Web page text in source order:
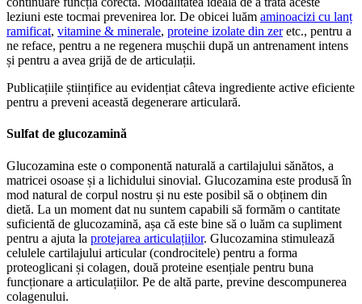
leziuni este tocmai prevenirea lor. De obicei luăm aminoacizi cu lanț
ramificat, vitamine & minerale, proteine ​​izolate din zeretc., pentru a
ne reface, pentru a ne regenera mușchii după un antrenament intens
și pentru a avea grijă de de articulații.
Publicațiile științifice au evidențiat câteva ingrediente active eficiente
pentru a preveni această degenerare articulară.
Sulfat de glucozamină
Glucozamina este o componentă naturală a cartilajului sănătos, a
matricei osoase și a lichidului sinovial. Glucozamina este produsă în
mod natural de corpul nostru și nu este posibil să o obținem din
dietă. La un moment dat nu suntem capabili să formăm o cantitate
suficientă de glucozamină, așa că este bine să o luăm ca supliment
pentru a ajuta la protejarea articulațiilor. Glucozamina stimulează
celulele cartilajului articular (condrocitele) pentru a forma
proteoglicani și colagen, două proteine ​​esențiale pentru buna
funcționare a articulațiilor. Pe de altă parte, previne descompunerea
colagenului.